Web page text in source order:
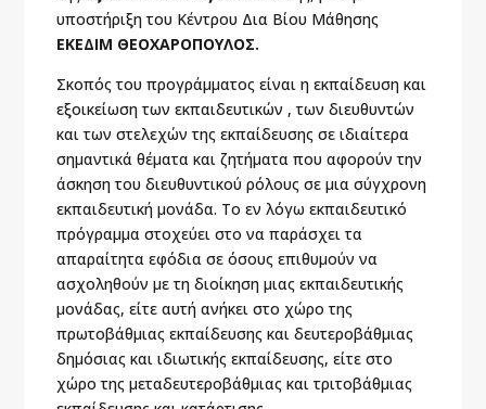
υποστήριξη του Κέντρου Δια Βίου Μάθησης
ΕΚΕΔΙΜ ΘΕΟΧΑΡΟΠΟΥΛΟΣ.
Σκοπός του προγράμματος είναι η εκπαίδευση και
εξοικείωση των εκπαιδευτικών , των διευθυντών
και των στελεχών της εκπαίδευσης σε ιδιαίτερα
σημαντικά θέματα και ζητήματα που αφορούν την
άσκηση του διευθυντικού ρόλους σε μια σύγχρονη
εκπαιδευτική μονάδα. Το εν λόγω εκπαιδευτικό
πρόγραμμα στοχεύει στο να παράσχει τα
απαραίτητα εφόδια σε όσους επιθυμούν να
ασχοληθούν με τη διοίκηση μιας εκπαιδευτικής
μονάδας, είτε αυτή ανήκει στο χώρο της
πρωτοβάθμιας εκπαίδευσης και δευτεροβάθμιας
δημόσιας και ιδιωτικής εκπαίδευσης, είτε στο
χώρο της μεταδευτεροβάθμιας και τριτοβάθμιας